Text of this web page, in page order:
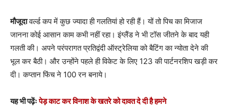
मौजूदावर्ल्ड कप में कुछ ज्यादा ही गलतियां हो रही हैं। यों तो पिच का मिजाज
जानना कोई आसान काम कभी नहीं रहा। इंग्लैंड ने भी टॉस जीतने के बाद यही
गलती की। अपने परंपरागत प्रतिद्वंदी ऑस्ट्रेलिया को बैटिंग का न्योता देने की
भूल कर बैठी। और उन्होंने पहले ही विकेट के लिए 123 की पार्टनरशिप खड़ी कर
दी। कप्तान फिंच ने 100 रन बनाये।
यह भी पढ़ेंःपेड़ काट कर विनाश के खतरे को दावत दे दी है हमने